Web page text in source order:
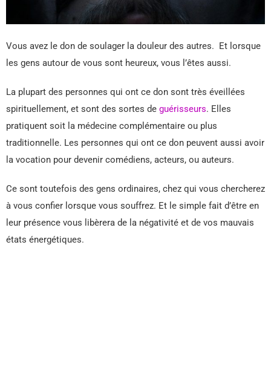
Vous avez le don de soulager la douleur des autres. Et lorsque
les gens autour de vous sont heureux, vous l’êtes aussi.
La plupart des personnes qui ont ce don sont très éveillées
spirituellement, et sont des sortes de guérisseurs. Elles
pratiquent soit la médecine complémentaire ou plus
traditionnelle. Les personnes qui ont ce don peuvent aussi avoir
la vocation pour devenir comédiens, acteurs, ou auteurs.
Ce sont toutefois des gens ordinaires, chez qui vous chercherez
à vous confier lorsque vous souffrez. Et le simple fait d’être en
leur présence vous libèrera de la négativité et de vos mauvais
états énergétiques.